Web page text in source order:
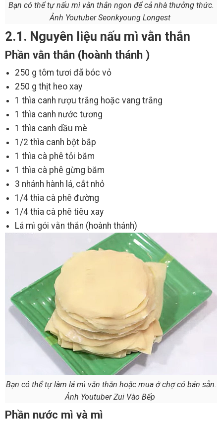
Bạn có thể tự nấu mì vằn thắn ngon để cả nhà thưởng thức.
Ảnh Youtuber Seonkyoung Longest
2.1. Nguyên liệu nấu mì vằn thắn
Phần vằn thắn (hoành thánh )
250 g tôm tươi đã bóc vỏ
250 g thịt heo xay
1 thìa canh rượu trắng hoặc vang trắng
1 thìa canh nước tương
1 thìa canh dầu mè
1/2 thìa canh bột bắp
1 thìa cà phê tỏi băm
1 thìa cà phê gừng băm
3 nhánh hành lá, cắt nhỏ
1/4 thìa cà phê đường
1/4 thìa cà phê tiêu xay
Lá mì gói vằn thắn (hoành thánh)
Bạn có thể tự làm lá mì vằn thắn hoặc mua ở chợ có bán sẵn.
Ảnh Youtuber Zui Vào Bếp
Phần nước mì và mì